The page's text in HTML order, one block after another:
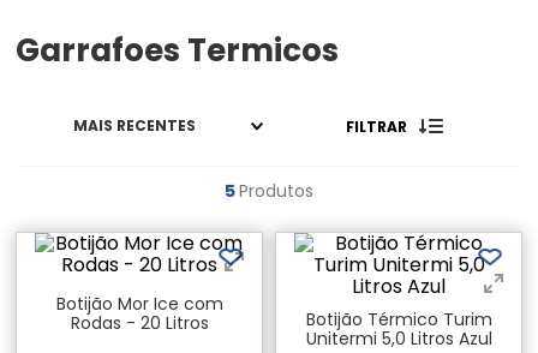
Garrafoes Termicos
MAIS RECENTES FILTRAR
5Produtos
Botijão Mor Ice com
Rodas - 20 Litros
Botijão Térmico Turim
Unitermi 5,0 Litros Azul